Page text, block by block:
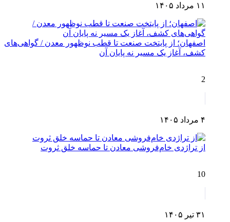
۱۱ مرداد ۱۴۰۵
اصفهان؛ از پایتخت صنعت تا قطب نوظهور معدن / گواهی‌های
کشف، آغاز یک مسیر نه پایان آن
2
۴ مرداد ۱۴۰۵
از تراژدی خام‌فروشی معادن تا حماسه خلق ثروت
10
۳۱ تیر ۱۴۰۵